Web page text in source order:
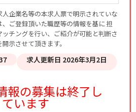
企業名等の本求人票で明示されていな
ご登録頂いた職歴等の情報を基に 担
チングを行い、ご紹介が可能と判断さ
示させて頂きます。
求人更新日 2026年3月2日
報の募集は終了し
ています